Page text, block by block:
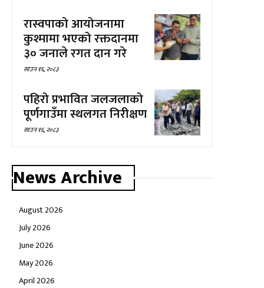
रास्वपाको आयोजनामा
कुश्मामा भएको रक्तदानमा
३० जनाले रगत दान गरे
साउन १६, २०८३
पहिरो प्रभावित जलजलाको
पूर्णगाउँमा स्थलगत निरीक्षण
साउन १६, २०८३
News Archive
August 2026
July 2026
June 2026
May 2026
April 2026